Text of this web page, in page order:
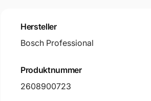
Hersteller
Bosch Professional
Produktnummer
2608900723